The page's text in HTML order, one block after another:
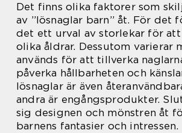
Det finns olika faktorer som
av ”lösnaglar barn” åt. För det
det ett urval av storlekar för att
olika åldrar. Dessutom varierar
används för att tillverka
påverka hållbarheten och
lösnaglar är även
andra är engångsprodukter.
sig designen och mönstren åt
barnens fantasier och intressen.